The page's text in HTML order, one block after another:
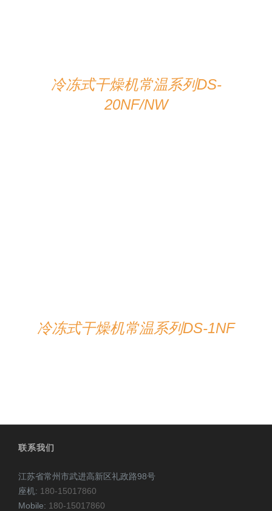
冷冻式干燥机常温系列DS-
20NF/NW
冷冻式干燥机常温系列DS-1NF
联系我们
江苏省常州市武进高新区礼政路98号
座机: 180-15017860
Mobile: 180-15017860